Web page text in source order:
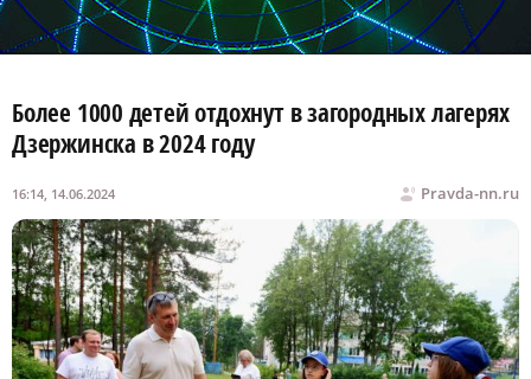
Более 1000 детей отдохнут в загородных лагерях
Дзержинска в 2024 году
Pravda-nn.ru
16:14, 14.06.2024